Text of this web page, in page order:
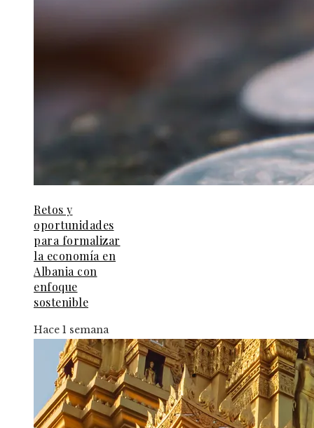
Retos y
oportunidades
para formalizar
la economía en
Albania con
enfoque
sostenible
Hace 1 semana